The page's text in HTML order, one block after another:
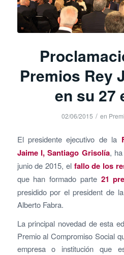
Premios Rey
en su 27
02/06/2015 / en
El presidente ejecutivo de la
Jaime I, Santiago Grisolía,
junio de 2015, el fallo de los
que han formado parte 21
presidido por el president de
Alberto Fabra.
La principal novedad de esta
Premio al Compromiso Social
empresa o institución que